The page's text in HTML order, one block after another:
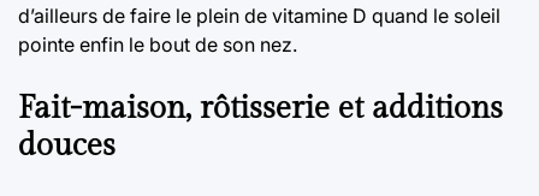
d’ailleurs de faire le plein de vitamine D quand le soleil
pointe enfin le bout de son nez.
Fait-maison, rôtisserie et additions
douces